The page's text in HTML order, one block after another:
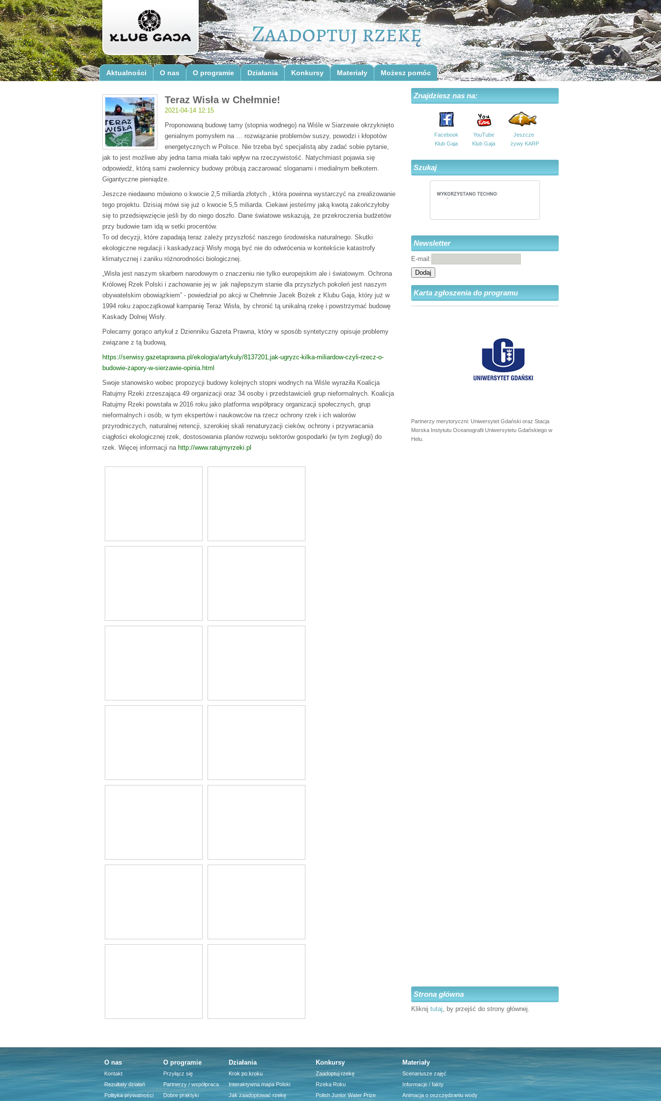
Aktualności O nas O programie Działania Konkursy Materiały Możesz pomóc
Teraz Wisła w Chełmnie!
2021-04-14 12:15
Proponowaną budowę tamy (stopnia wodnego) na Wiśle w Siarzewie okrzyknięto
genialnym pomysłem na … rozwiązanie problemów suszy, powodzi i kłopotów
energetycznych w Polsce. Nie trzeba być specjalistą aby zadać sobie pytanie,
jak to jest możliwe aby jedna tama miała taki wpływ na rzeczywistość. Natychmiast pojawia się
odpowiedź, którą sami zwolennicy budowy próbują zaczarować sloganami i medialnym bełkotem.
Gigantyczne pieniądze.
Jeszcze niedawno mówiono o kwocie 2,5 miliarda złotych , która powinna wystarczyć na zrealizowanie
tego projektu. Dzisiaj mówi się już o kwocie 5,5 miliarda. Ciekawi jesteśmy jaką kwotą zakończyłoby
się to przedsięwzięcie jeśli by do niego doszło. Dane światowe wskazują, że przekroczenia budżetów
przy budowie tam idą w setki procentów.
To od decyzji, które zapadają teraz zależy przyszłość naszego środowiska naturalnego. Skutki
ekologiczne regulacji i kaskadyzacji Wisły mogą być nie do odwrócenia w kontekście katastrofy
klimatycznej i zaniku różnorodności biologicznej.
„Wisła jest naszym skarbem narodowym o znaczeniu nie tylko europejskim ale i światowym. Ochrona
Królowej Rzek Polski i zachowanie jej w jak najlepszym stanie dla przyszłych pokoleń jest naszym
obywatelskim obowiązkiem” - powiedział po akcji w Chełmnie Jacek Bożek z Klubu Gaja, który już w
1994 roku zapoczątkował kampanię Teraz Wisła, by chronić tą unikalną rzekę i powstrzymać budowę
Kaskady Dolnej Wisły.
Polecamy gorąco artykuł z Dzienniku Gazeta Prawna, który w sposób syntetyczny opisuje problemy
związane z tą budową.
https://serwisy.gazetaprawna.pl/ekologia/artykuly/8137201,jak-ugryzc-kilka-miliardow-czyli-rzecz-o-
budowie-zapory-w-sierzawie-opinia.html
Swoje stanowisko wobec propozycji budowy kolejnych stopni wodnych na Wiśle wyraziła Koalicja
Ratujmy Rzeki zrzeszająca 49 organizacji oraz 34 osoby i przedstawicieli grup nieformalnych. Koalicja
Ratujmy Rzeki powstała w 2016 roku jako platforma współpracy organizacji społecznych, grup
nieformalnych i osób, w tym ekspertów i naukowców na rzecz ochrony rzek i ich walorów
przyrodniczych, naturalnej retencji, szerokiej skali renaturyzacji cieków, ochrony i przywracania
ciągłości ekologicznej rzek, dostosowania planów rozwoju sektorów gospodarki (w tym żeglugi) do
rzek. Więcej informacji na http://www.ratujmyrzeki.pl
Znajdziesz nas na:
Facebook
Klub Gaja
YouTube
Klub Gaja
Jeszcze
żywy KARP
Szukaj
Newsletter
E-mail:
Dodaj
Karta zgłoszenia do programu
Partnerzy merytoryczni: Uniwersytet Gdański oraz Stacja
Morska Instytutu Oceanografii Uniwersytetu Gdańskiego w
Helu.
Strona główna
Kliknij tutaj, by przejść do strony głównej.
O nas
Kontakt
Rezultaty działań
Polityka prywatności
O programie
Przyłącz się
Partnerzy / współpraca
Dobre praktyki
Działania
Krok po kroku
Interaktywna mapa Polski
Jak zaadoptować rzekę
Konkursy
Zaadoptuj rzekę
Rzeka Roku
Polish Junior Water Prize
Materiały
Scenariusze zajęć
Informacje / fakty
Animacja o oszczędzaniu wody